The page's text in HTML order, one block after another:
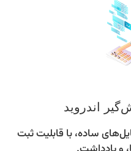
اندروید
ساده، با قابلیت ثبت